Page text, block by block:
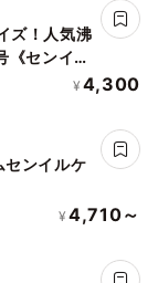
ズ！人気沸
《センイル
¥ 4,300
センイルケ
¥ 4,710～